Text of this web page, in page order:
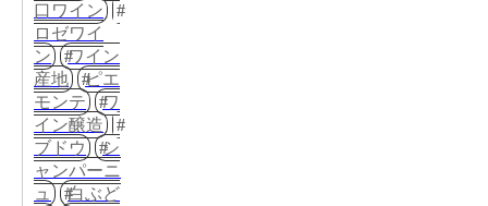
口ワイン
ロゼワイ
ン
ワイン
産地
ピエ
モンテ
ワ
イン醸造
ブドウ
シ
ャンパーニ
ュ
白ぶど